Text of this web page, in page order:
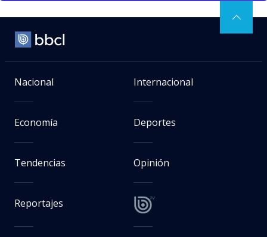
Nacional Internacional
Economía Deportes
Tendencias Opinión
Reportajes